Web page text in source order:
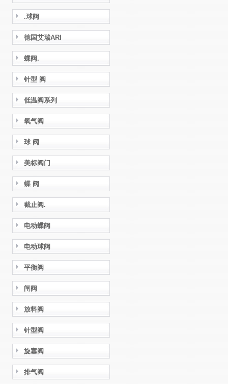
.球阀
德国艾瑞ARI
蝶阀.
针型 阀
低温阀系列
氧气阀
球 阀
美标阀门
蝶 阀
截止阀.
电动蝶阀
电动球阀
平衡阀
闸阀
放料阀
针型阀
旋塞阀
排气阀